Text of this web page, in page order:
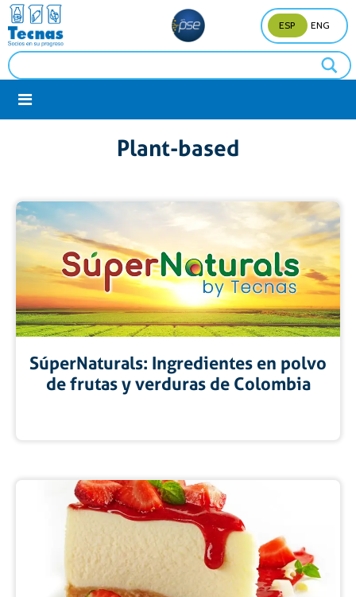
ESP ENG
Plant-based
SúperNaturals: Ingredientes en polvo
de frutas y verduras de Colombia